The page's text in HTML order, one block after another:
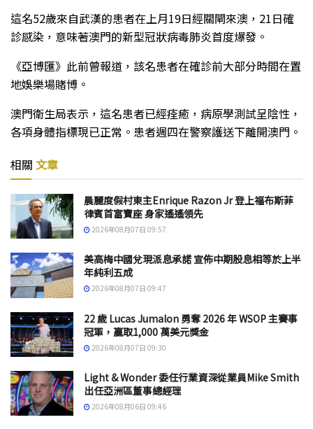
這名52歲來自武漢的患者在上月19日經關閘來澳，21日確
診感染，意味著澳門的新型冠狀病毒肺炎首度爆發。
《亞博匯》此前曾報道，該名患者在確診前大部分時間在置
地娛樂場賭博。
澳門衛生局表示，這名患者已經痊癒，病原學測試呈陰性，
各項身體指標現已正常。患者週四在警察護送下離開澳門。
相關 文章
晨麗度假村東主Enrique Razon Jr 登上福布斯菲
律賓首富寶座 身家遙遙領先
2026年08月07日 09:57
美高梅中國兌現派息承諾 宣佈中期股息相等於上半
年純利五成
2026年08月07日 09:47
22 歲 Lucas Jumalon 勇奪 2026 年 WSOP 主賽事
冠軍，贏取1,000 萬美元獎金
2026年08月07日 09:30
Light & Wonder 委任行業資深從業員Mike Smith
出任亞洲區董事總經理
2026年08月06日 09:46